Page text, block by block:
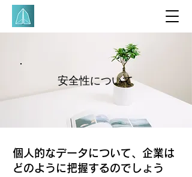
安全性について
​個人的なデータについて、企業は
どのように把握するのでしょう